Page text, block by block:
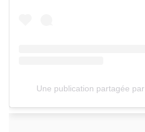
Une publication partagée